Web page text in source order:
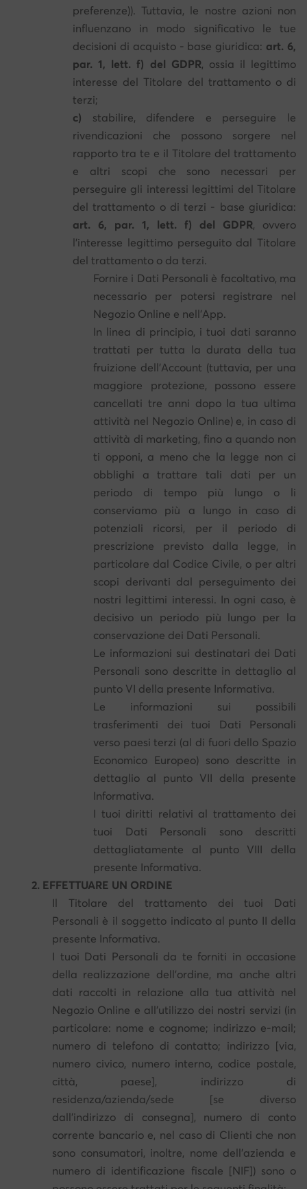
preferenze)). Tuttavia, le nostre azioni non
influenzano in modo significativo le tue
decisioni di acquisto - base giuridica: art. 6,
par. 1, lett. f) del GDPR, ossia il legittimo
interesse del Titolare del trattamento o di
terzi;
c) stabilire, difendere e perseguire le
rivendicazioni che possono sorgere nel
rapporto tra te e il Titolare del trattamento
e altri scopi che sono necessari per
perseguire gli interessi legittimi del Titolare
del trattamento o di terzi - base giuridica:
art. 6, par. 1, lett. f) del GDPR, ovvero
l'interesse legittimo perseguito dal Titolare
del trattamento o da terzi.
Fornire i Dati Personali è facoltativo, ma
necessario per potersi registrare nel
Negozio Online e nell'App.
In linea di principio, i tuoi dati saranno
trattati per tutta la durata della tua
fruizione dell'Account (tuttavia, per una
maggiore protezione, possono essere
cancellati tre anni dopo la tua ultima
attività nel Negozio Online) e, in caso di
attività di marketing, fino a quando non
ti opponi, a meno che la legge non ci
obblighi a trattare tali dati per un
periodo di tempo più lungo o li
conserviamo più a lungo in caso di
potenziali ricorsi, per il periodo di
prescrizione previsto dalla legge, in
particolare dal Codice Civile, o per altri
scopi derivanti dal perseguimento dei
nostri legittimi interessi. In ogni caso, è
decisivo un periodo più lungo per la
conservazione dei Dati Personali.
Le informazioni sui destinatari dei Dati
Personali sono descritte in dettaglio al
punto VI della presente Informativa.
Le informazioni sui possibili
trasferimenti dei tuoi Dati Personali
verso paesi terzi (al di fuori dello Spazio
Economico Europeo) sono descritte in
dettaglio al punto VII della presente
Informativa.
I tuoi diritti relativi al trattamento dei
tuoi Dati Personali sono descritti
dettagliatamente al punto VIII della
presente Informativa.
2. EFFETTUARE UN ORDINE
Il Titolare del trattamento dei tuoi Dati
Personali è il soggetto indicato al punto II della
presente Informativa.
I tuoi Dati Personali da te forniti in occasione
della realizzazione dell'ordine, ma anche altri
dati raccolti in relazione alla tua attività nel
Negozio Online e all'utilizzo dei nostri servizi (in
particolare: nome e cognome; indirizzo e-mail;
numero di telefono di contatto; indirizzo [via,
numero civico, numero interno, codice postale,
città, paese], indirizzo di
residenza/azienda/sede [se diverso
dall'indirizzo di consegna], numero di conto
corrente bancario e, nel caso di Clienti che non
sono consumatori, inoltre, nome dell'azienda e
numero di identificazione fiscale [NIF]) sono o